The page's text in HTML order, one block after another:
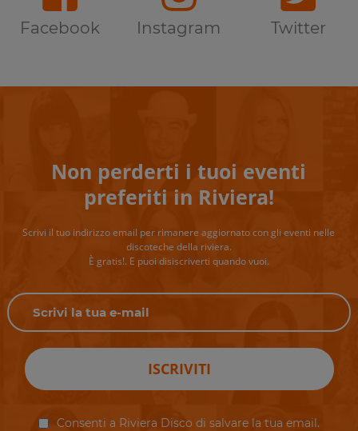
Facebook Instagram Twitter
Non perderti i tuoi eventi
preferiti in Riviera!
Scrivi il tuo indirizzo email per rimanere aggiornato con gli eventi nelle
discoteche della riviera.
È gratis!. E puoi disiscriverti quando vuoi.
ISCRIVITI
Consenti a Riviera Disco di salvare la tua email.